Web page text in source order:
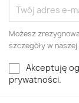
Możesz
szczegóły w
Akceptuję
prywatności.